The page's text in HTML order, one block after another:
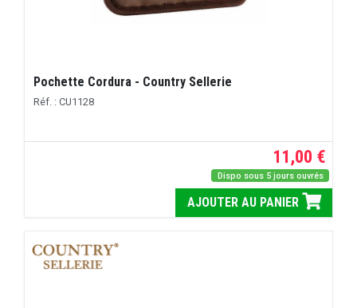
Pochette Cordura - Country Sellerie
Réf. : CU1128
11,00 €
Dispo sous 5 jours ouvrés
AJOUTER AU PANIER